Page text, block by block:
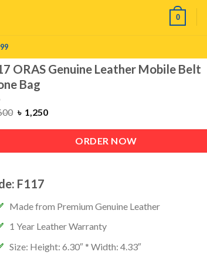
0
ORAS Genuine Leather Mobile Belt
Bag
৳ 1,250
ORDER NOW
F117
Made from Premium Genuine Leather
1 Year Leather Warranty
Size: Height: 6.30″* Width: 4.33″